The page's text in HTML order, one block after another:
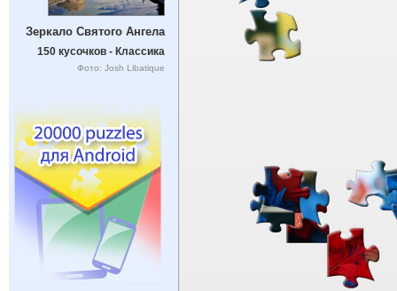
Зеркало Святого Ангела
150 кусочков - Классика
Фото: Josh Libatique